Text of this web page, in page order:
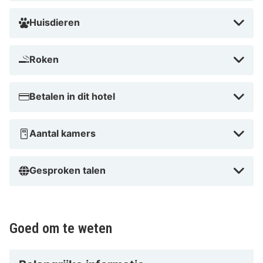
van Rocher Bayard.
Huisdieren
Roken
Betalen in dit hotel
Aantal kamers
Gesproken talen
Goed om te weten